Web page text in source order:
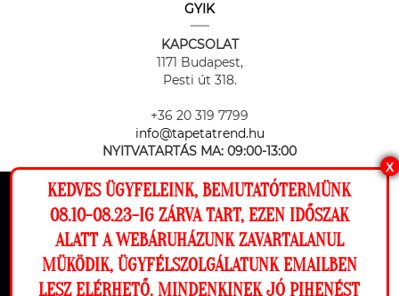
Ez a weboldal cookie-kat használ, hogy a
lehető legjobb élményt nyújtsa honlapunkon.
Beállítások
GYIK
KAPCSOLAT
1171 Budapest,
Pesti út 318.
+36 20 319 7799
info@tapetatrend.hu
NYITVATARTÁS MA: 09:00-13:00
Az online fizetést a Barion Payment Zrt. biztosítja, MNB engedély
száma: H-EN-I-1064/2013
X
KEDVES ÜGYFELEINK, BEMUTATÓTERMÜNK
08.10-08.23-IG ZÁRVA TART, EZEN IDŐSZAK
ALATT A WEBÁRUHÁZUNK ZAVARTALANUL
MÜKÖDIK, ÜGYFÉLSZOLGÁLATUNK EMAILBEN
LESZ ELÉRHETŐ. MINDENKINEK JÓ PIHENÉST